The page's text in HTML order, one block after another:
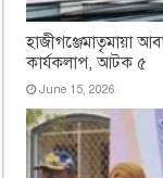
হাজীগঞ্জেমাতৃমায়া
কার্যকলাপ, আটক ৫
June 15, 2026